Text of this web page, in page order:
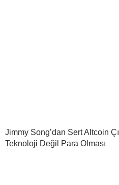
Jimmy Song’dan Sert Altcoin
Teknoloji Değil Para Olması